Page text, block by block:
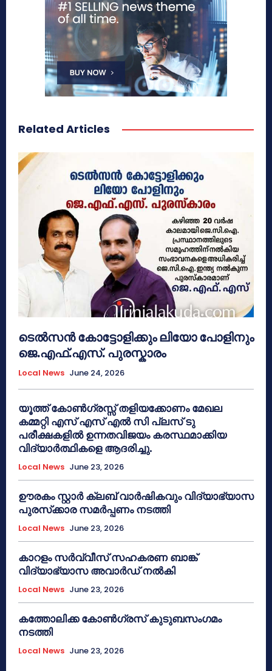
Related Articles
ടെൽസൻ കോട്ടോളിക്കും ലിയോ പോളിനും
ജെ.എഫ്.എസ്. പുരസ്കാരം
Local News June 24, 2026
യൂത്ത് കോൺഗ്രസ്സ് തളിയക്കോണം മേഖല
കമ്മറ്റി എസ് എസ് എൽ സി പ്ലസ് ടു
പരീക്ഷകളിൽ ഉന്നതവിജയം കരസ്ഥമാക്കിയ
വിദ്യാർത്ഥികളെ ആദരിച്ചു.
Local News June 23, 2026
ഊരകം സ്റ്റാർ ക്ലബ് വാർഷികവും വിദ്യാഭ്യാസ
പുരസ്‌ക്കാര സമർപ്പണം നടത്തി
Local News June 23, 2026
കാറളം സർവ്വീസ് സഹകരണ ബാങ്ക്
വിദ്യാഭ്യാസ അവാർഡ് നൽകി
Local News June 23, 2026
കത്തോലിക്ക കോൺഗ്രസ് കുടുബസംഗമം
നടത്തി
Local News June 23, 2026